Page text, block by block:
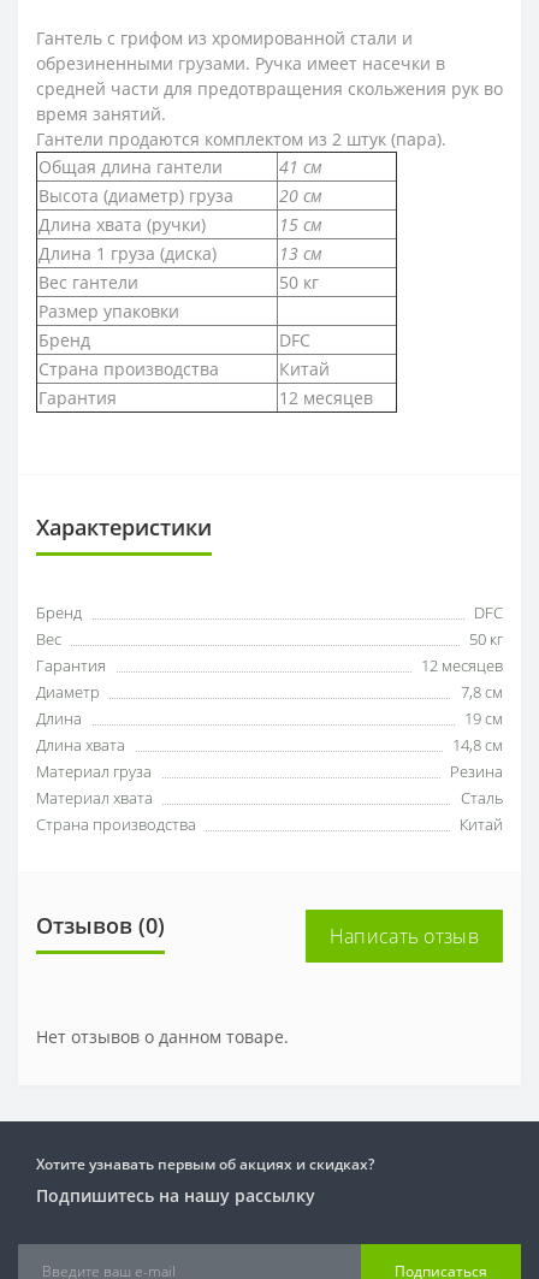
Гантель с грифом из хромированной стали и
обрезиненными грузами. Ручка имеет насечки в
средней части для предотвращения скольжения рук во
время занятий.
Гантели продаются комплектом из 2 штук (пара).
Общая длина гантели
41 см
Высота (диаметр) груза
20 см
Длина хвата (ручки)
15 см
Длина 1 груза (диска)
13 см
Вес гантели
50 кг
Размер упаковки
Бренд
DFC
Страна производства
Китай
Гарантия
12 месяцев
Характеристики
Бренд
DFC
Вес
50 кг
Гарантия
12 месяцев
Диаметр
7,8 см
Длина
19 см
Длина хвата
14,8 см
Материал груза
Резина
Материал хвата
Сталь
Страна производства
Китай
Отзывов (0) Написать отзыв
Нет отзывов о данном товаре.
Хотите узнавать первым об акциях и скидках?
Подпишитесь на нашу рассылку
Подписаться